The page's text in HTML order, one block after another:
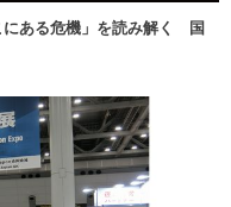
にある危機」を読み解く 国